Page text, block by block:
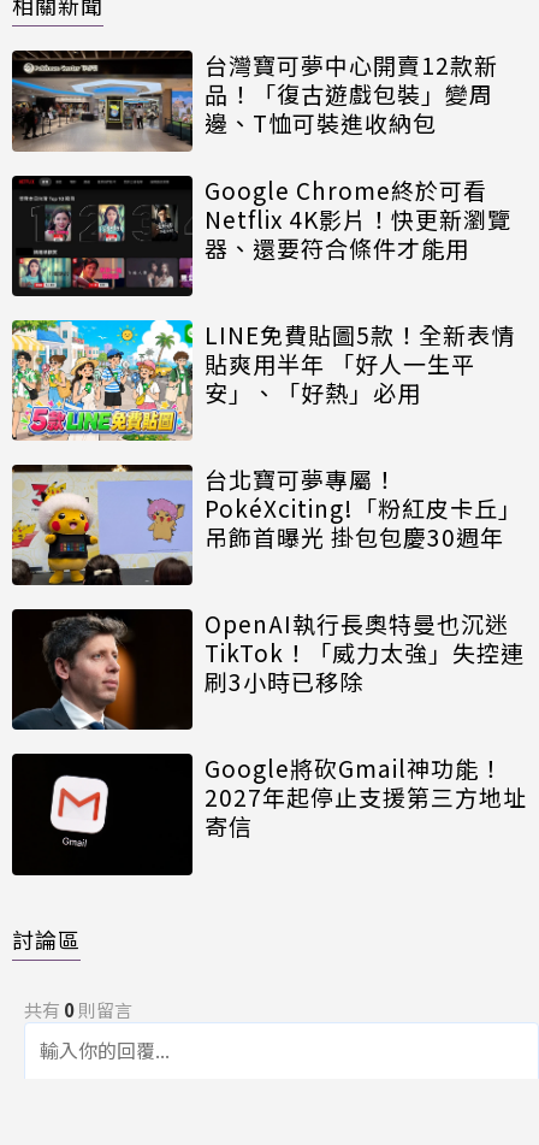
台灣寶可夢中心開賣12款新
品！「復古遊戲包裝」變周
邊、T恤可裝進收納包
Google Chrome終於可看
Netflix 4K影片！快更新瀏覽
器、還要符合條件才能用
LINE免費貼圖5款！全新表情
貼爽用半年 「好人一生平
安」、「好熱」必用
台北寶可夢專屬！
PokéXciting!「粉紅皮卡丘」
吊飾首曝光 掛包包慶30週年
OpenAI執行長奧特曼也沉迷
TikTok！「威力太強」失控連
刷3小時已移除
Google將砍Gmail神功能！
2027年起停止支援第三方地址
寄信
討論區
共有 0則留言